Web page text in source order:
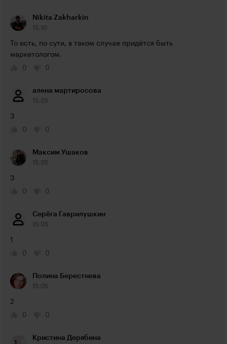
Nikita Zakharkin
15:10
То есть, по сути, в таком случае придётся быть
маркетологом.
0
0
алена мартиросова
15:05
3
0
0
Максим Ушаков
15:05
3
0
0
Серёга Гаврилушкин
15:05
1
0
0
Полина Берестнева
15:05
2
0
0
Кристина Дерябина